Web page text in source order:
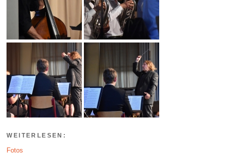
WEITERLESEN:
Fotos